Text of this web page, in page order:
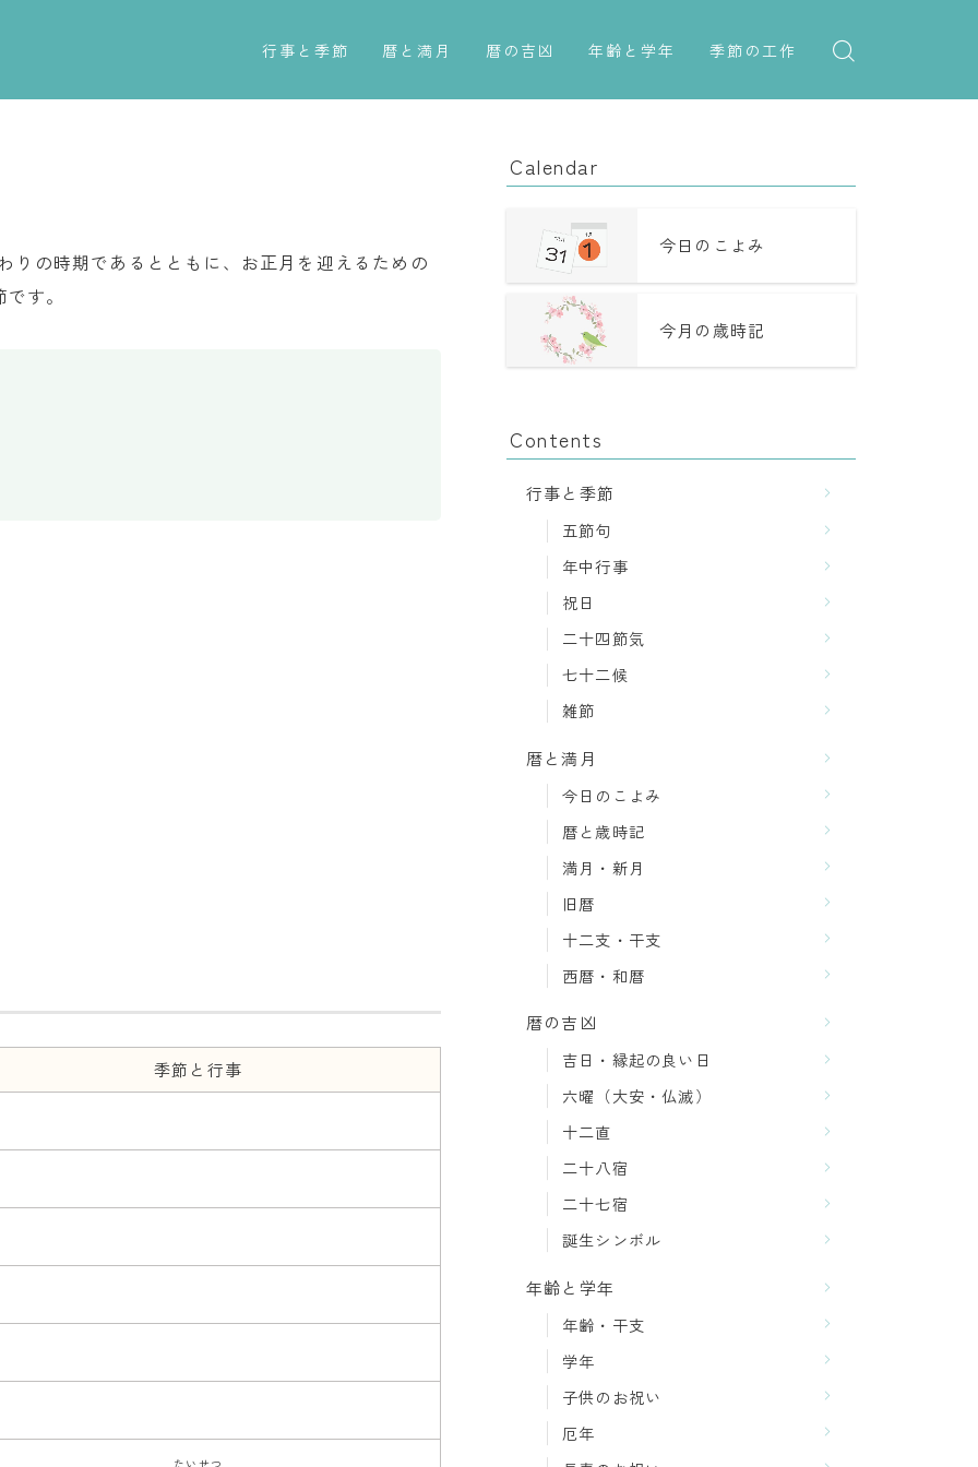
行事と季節
五節句
暦と満月
今日のこよみ
暦の吉凶
吉日・縁起の良い日
二十八宿
二十七宿
誕生シンボル
年齢と学年
年齢・干支
厄年
長寿のお祝い
季節の工作
紋切り遊び
りの時期であるとともに、お正月を迎えるための
す。
季節と行事
たいせつ
Calendar
今日のこよみ
今月の歳時記
Contents
行事と季節
五節句
年中行事
祝日
二十四節気
七十二候
雑節
暦と満月
今日のこよみ
暦と歳時記
満月・新月
旧暦
十二支・干支
西暦・和暦
暦の吉凶
吉日・縁起の良い日
六曜（大安・仏滅）
十二直
二十八宿
二十七宿
誕生シンボル
年齢と学年
年齢・干支
学年
子供のお祝い
厄年